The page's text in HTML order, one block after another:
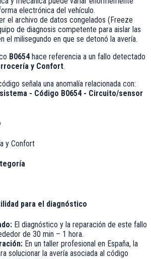
electrónica del vehículo.
el archivo de datos congelados (Freeze
de diagnosis competente para aislar las
el milisegundo en que se detonó la avería.
B0654hace referencia a un fallo detectado
y Confort.
señala una anomalía relacionada con:
- Código B0654 - Circuito/sensor
y Confort
para el diagnóstico
El diagnóstico y la reparación de este fallo
de 30 min – 1 hora.
En un taller profesional en España, la
solucionar la avería asociada al código